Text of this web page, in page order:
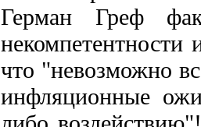
Герман Греф
некомпетентности
что "невозможно
инфляционные